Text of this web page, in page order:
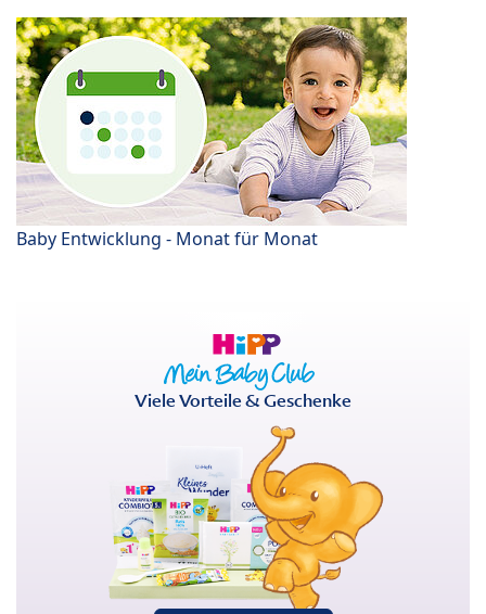
Baby Entwicklung - Monat für Monat
Viele Vorteile & Geschenke